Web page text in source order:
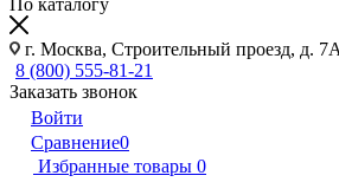
По каталогу
г. Москва, Строительный проезд, д.
8 (800) 555-81-21
Заказать звонок
Войти
Сравнение0
Избранные товары 0